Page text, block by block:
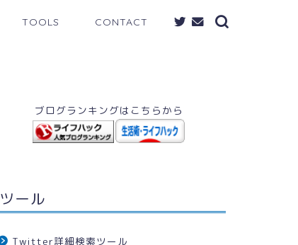
TOOLS CONTACT
ブログランキングはこちらから
ツール
Twitter詳細検索ツール